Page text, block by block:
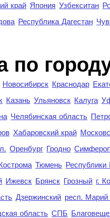
край Япония Узбекситан
Республика Дагестан
по
Новосибирск Краснодар
Казань Ульяновск Калуга
Челябинская область
Хабаровский край
Оренбург Гродно
Тюмень Республики
Ижевск Брянск Грозный г.
Дзержинский респ.
область СПБ